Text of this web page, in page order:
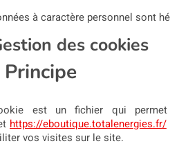
à caractère personnel sont
des cookies
est un fichier qui
https://eboutique.totalenergies.fr/
vos visites sur le site.